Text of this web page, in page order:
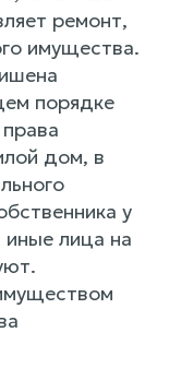
ремонт,
имущества.
порядке
дом, в
у
иные лица на